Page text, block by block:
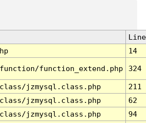
Line
14
function_extend.php 324
jzmysql.class.php
211
jzmysql.class.php
62
jzmysql.class.php
94